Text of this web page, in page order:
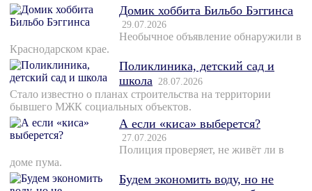
Домик хоббита Бильбо Бэггинса
29.07.2026
Необычное объявление обнаружили в
Краснодарском крае.
Поликлиника, детский сад и
школа
28.07.2026
Стало известно о планах строительства на территории
бывшего МЖК социальных объектов.
А если «киса» выберется?
27.07.2026
Полиция проверяет, не живёт ли в
доме пума.
Будем экономить воду, но не